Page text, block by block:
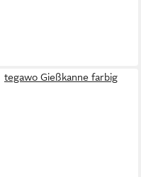
tegawo Gießkanne farbig